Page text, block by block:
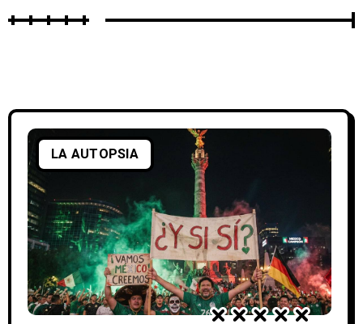
LA AUTOPSIA